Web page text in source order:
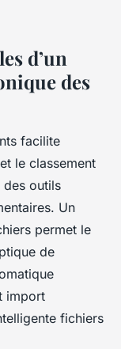
d’un
des
facilite
et le classement
des outils
Un
permet le
de
import
fichiers